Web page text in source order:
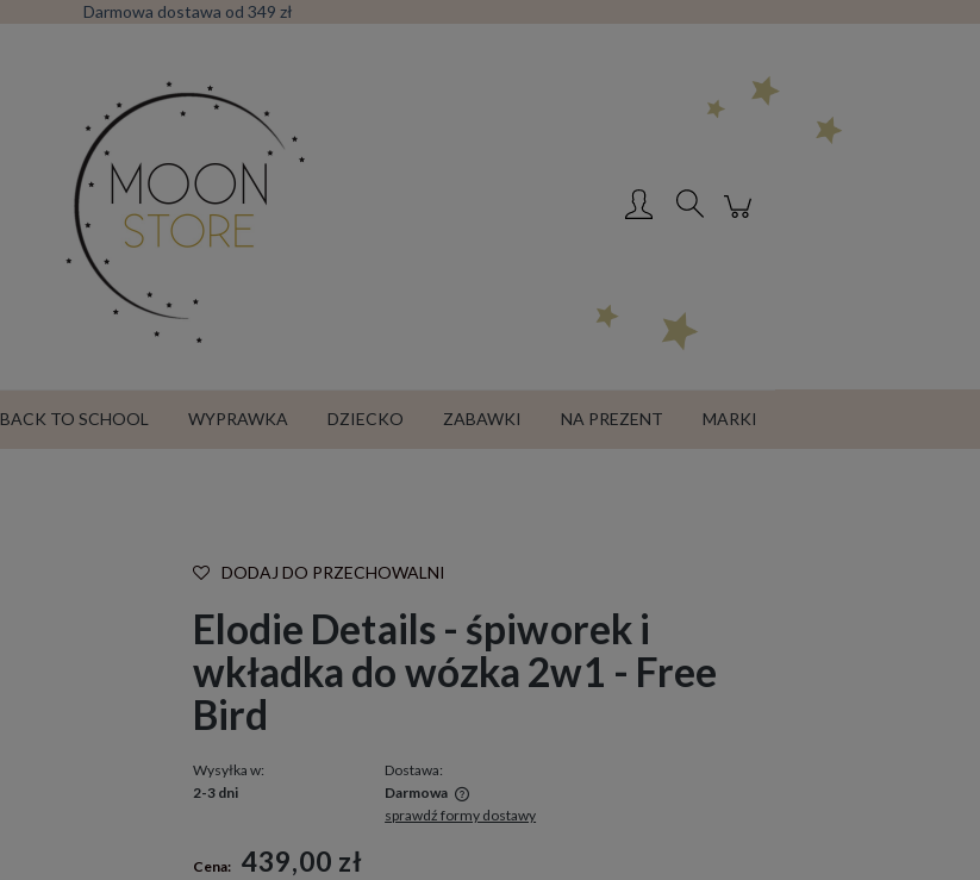
Darmowa dostawa od 349 zł
BACK TO SCHOOL WYPRAWKA DZIECKO ZABAWKI NA PREZENT MARKI
DODAJ DO PRZECHOWALNI
Elodie Details - śpiworek i
wkładka do wózka 2w1 - Free
Bird
Wysyłka w:
2-3 dni
Dostawa:
Darmowa
płatności
sprawdź formy dostawy
Cena: 439,00 zł